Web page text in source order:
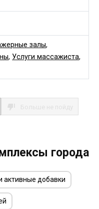
залы,
,Услуги массажиста,
города
активные добавки